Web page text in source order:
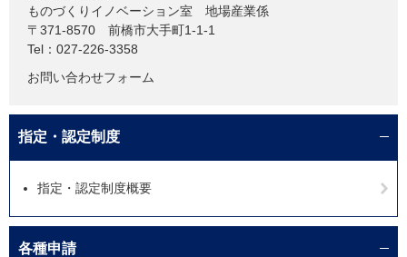
ものづくりイノベーション室 地場産業係
〒371-8570
前橋市大手町1-1-1
Tel：027-226-3358
お問い合わせフォーム
指定・認定制度
指定・認定制度概要
各種申請